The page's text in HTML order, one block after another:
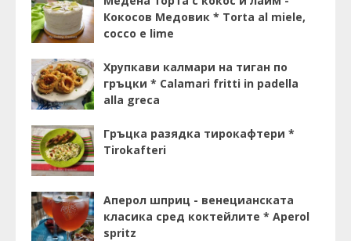
Кокосов Медовик * Torta al miele,
cocco e lime
Хрупкави калмари на тиган по
гръцки * Calamari fritti in padella
alla greca
Гръцка разядка тирокафтери *
Tirokafteri
Аперол шприц - венецианската
класика сред коктейлите * Aperol
spritz